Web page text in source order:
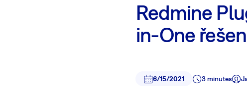
Redmine
in-One
6/15/2021 3 minutes